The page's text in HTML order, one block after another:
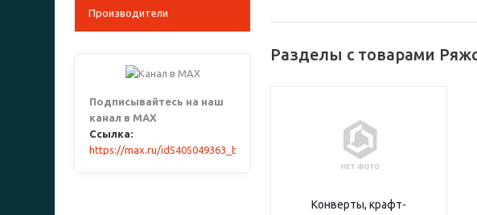
Производители
Подписывайтесь на наш
канал в MAX
Ссылка:
https://max.ru/id5405049363_biz
Разделы с товарами
Конверты, крафт-